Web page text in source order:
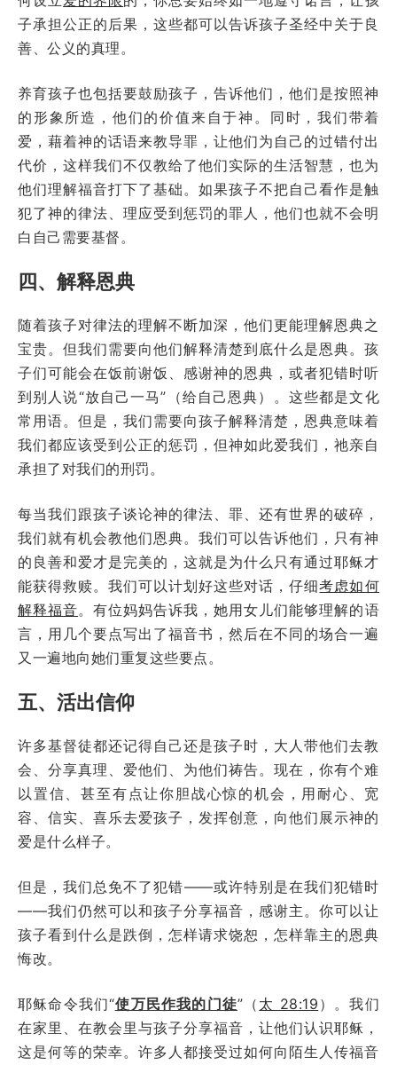
子承担公正的后果，这些都可以告诉孩子圣经中关于良
善、公义的真理。
养育孩子也包括要鼓励孩子，告诉他们，他们是按照神
的形象所造，他们的价值来自于神。同时，我们带着
爱，藉着神的话语来教导罪，让他们为自己的过错付出
代价，这样我们不仅教给了他们实际的生活智慧，也为
他们理解福音打下了基础。如果孩子不把自己看作是触
犯了神的律法、理应受到惩罚的罪人，他们也就不会明
白自己需要基督。
四、解释恩典
随着孩子对律法的理解不断加深，他们更能理解恩典之
宝贵。但我们需要向他们解释清楚到底什么是恩典。孩
子们可能会在饭前谢饭、感谢神的恩典，或者犯错时听
到别人说“放自己一马”（给自己恩典）。这些都是文化
常用语。但是，我们需要向孩子解释清楚，恩典意味着
我们都应该受到公正的惩罚，但神如此爱我们，祂亲自
承担了对我们的刑罚。
每当我们跟孩子谈论神的律法、罪、还有世界的破碎，
我们就有机会教他们恩典。我们可以告诉他们，只有神
的良善和爱才是完美的，这就是为什么只有通过耶稣才
能获得救赎。我们可以计划好这些对话，仔细考虑如何
解释福音。有位妈妈告诉我，她用女儿们能够理解的语
言，用几个要点写出了福音书，然后在不同的场合一遍
又一遍地向她们重复这些要点。
五、活出信仰
许多基督徒都还记得自己还是孩子时，大人带他们去教
会、分享真理、爱他们、为他们祷告。现在，你有个难
以置信、甚至有点让你胆战心惊的机会，用耐心、宽
容、信实、喜乐去爱孩子，发挥创意，向他们展示神的
爱是什么样子。
但是，我们总免不了犯错——或许特别是在我们犯错时
——我们仍然可以和孩子分享福音，感谢主。你可以让
孩子看到什么是跌倒，怎样请求饶恕，怎样靠主的恩典
悔改。
耶稣命令我们“使万民作我的门徒”（ 太 28:19 ）。我们
在家里、在教会里与孩子分享福音，让他们认识耶稣，
这是何等的荣幸。许多人都接受过如何向陌生人传福音